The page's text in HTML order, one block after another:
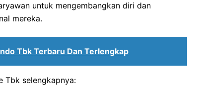
untuk mengembangkan diri dan
mereka.
Tbk Terbaru Dan Terlengkap
Tbk selengkapnya: